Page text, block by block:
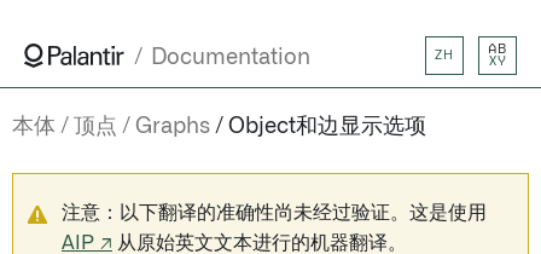
Documentation ZH
AB
XY
本体 顶点 Graphs Object和边显示选项
注意：以下翻译的准确性尚未经过验证。这是使用
AIP ↗ 从原始英文文本进行的机器翻译。